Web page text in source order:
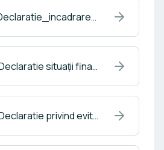
Anexa 11 Declaratie_incadrare_IMM_completa.docx
Anexa 12 Declaratie situații financiare intrep legate_partenere_strainatate.docx
Anexa 13 Declaratie privind evitarea dublei finantari_IMM.docx